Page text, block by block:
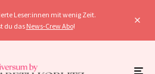
Leser:innen mit wenig Zeit.
du das News-Crew Abo!